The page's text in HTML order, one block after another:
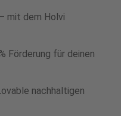
mit dem Holvi
Förderung für deinen
nachhaltigen